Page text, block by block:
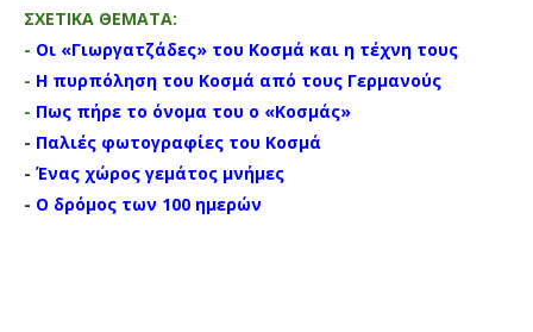
ΣΧΕΤΙΚΑ ΘΕΜΑΤΑ:
- Οι «Γιωργατζάδες» του Κοσμά και η τέχνη τους
- Η πυρπόληση του Κοσμά από τους Γερμανούς
- Πως πήρε το όνομα του ο «Κοσμάς»
- Παλιές φωτογραφίες του Κοσμά
- Ένας χώρος γεμάτος μνήμες
- Ο δρόμος των 100 ημερών